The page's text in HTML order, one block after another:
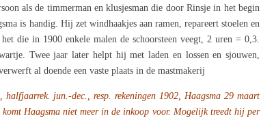
als de timmerman en klusjesman die door Rinsje in het begin
is handig. Hij zet windhaakjes aan ramen, repareert stoelen en
die in 1900 enkele malen de schoorsteen veegt, 2 uren = 0,3.
Twee jaar later helpt hij met laden en lossen en sjouwen,
al doende een vaste plaats in de mastmakerij
halfjaarrek. jun.-dec., resp. rekeningen1902, Haagsma 29 maart
komt Haagsma niet meer in de inkoop voor. Mogelijk treedt hij per